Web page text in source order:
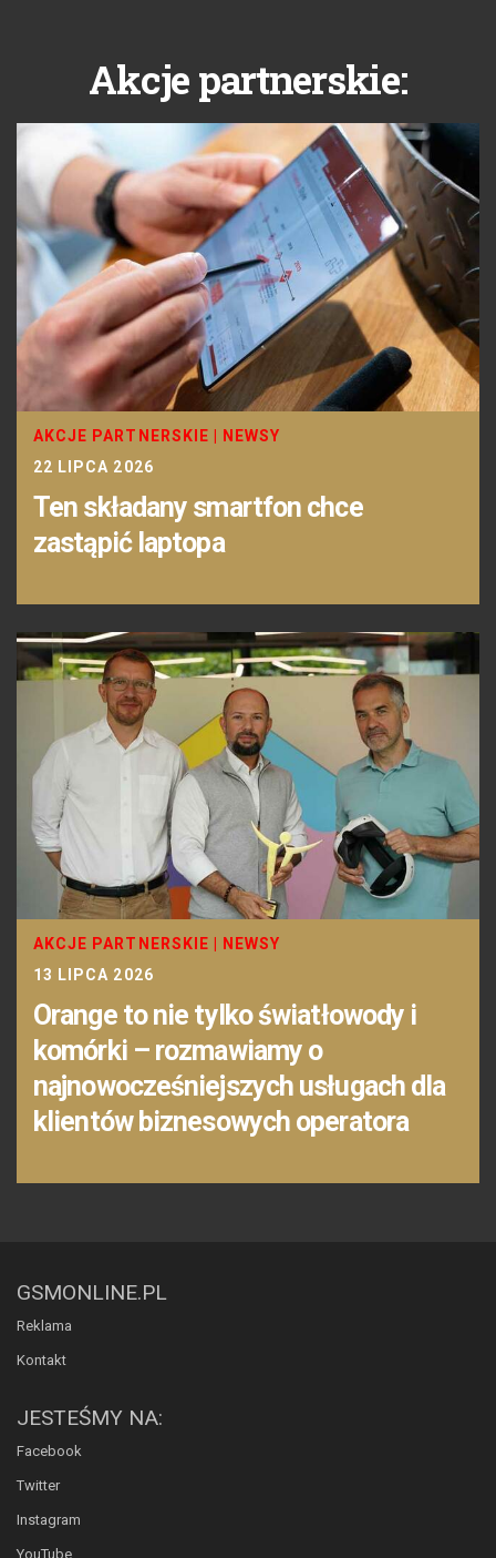
Akcje partnerskie:
AKCJE PARTNERSKIE
NEWSY
22 LIPCA 2026
Ten składany smartfon chce
zastąpić laptopa
AKCJE PARTNERSKIE
NEWSY
13 LIPCA 2026
Orange to nie tylko światłowody i
komórki – rozmawiamy o
najnowocześniejszych usługach dla
klientów biznesowych operatora
GSMONLINE.PL
Reklama
Kontakt
JESTEŚMY NA:
Facebook
Twitter
Instagram
YouTube